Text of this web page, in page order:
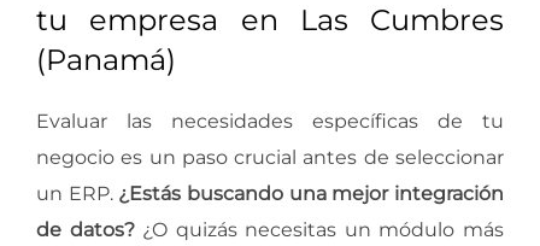
tu empresa en Las Cumbres
(Panamá)
Evaluar las necesidades específicas de tu
negocio es un paso crucial antes de seleccionar
un ERP. ¿Estás buscando una mejor integración
de datos?¿O quizás necesitas un módulo más